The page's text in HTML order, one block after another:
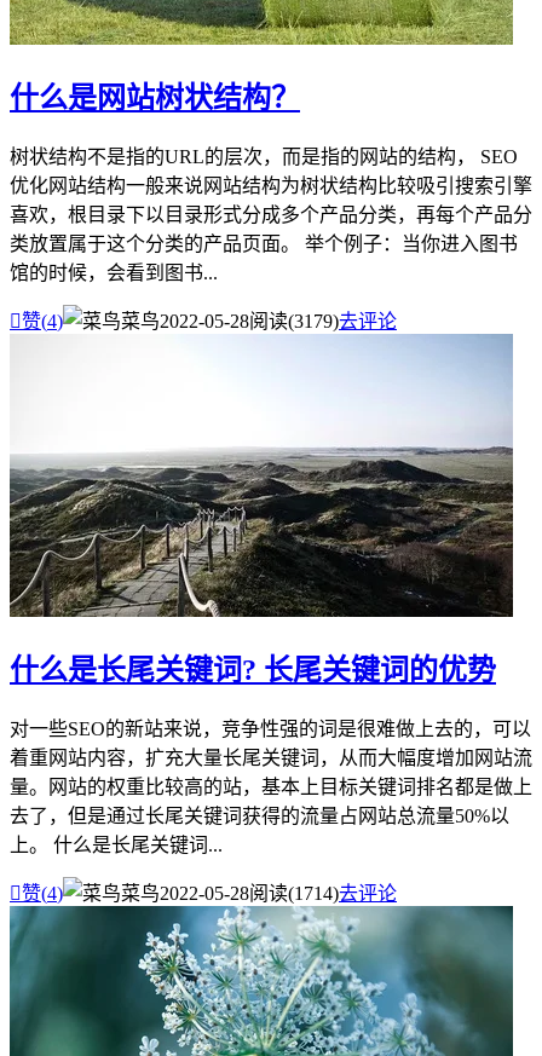
什么是网站树状结构？
树状结构不是指的URL的层次，而是指的网站的结构， SEO
优化网站结构一般来说网站结构为树状结构比较吸引搜索引擎
喜欢，根目录下以目录形式分成多个产品分类，再每个产品分
类放置属于这个分类的产品页面。 举个例子：当你进入图书
馆的时候，会看到图书...
赞(4) 菜鸟2022-05-28阅读(3179)去评论
什么是长尾关键词? 长尾关键词的优势
对一些SEO的新站来说，竞争性强的词是很难做上去的，可以
着重网站内容，扩充大量长尾关键词，从而大幅度增加网站流
量。网站的权重比较高的站，基本上目标关键词排名都是做上
去了，但是通过长尾关键词获得的流量占网站总流量50%以
上。 什么是长尾关键词...
赞(4) 菜鸟2022-05-28阅读(1714)去评论